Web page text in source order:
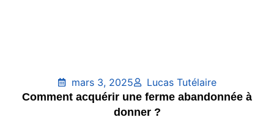
mars 3, 2025
Lucas Tutélaire
Comment acquérir une ferme abandonnée à
donner ?